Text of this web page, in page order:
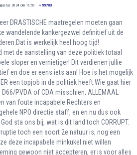
2024 om 16:50 + 55783
DRASTISCHE maatregelen moeten gaan
wandelende kankergezwel definitief uit de
is werkelijk heel hoog tijd!
met de aanstelling van deze politiek totaal
sloper en vernietiger! Dit verdienen jullie
en doe er eens iets aan! Hoe is het mogelijk
een topjob in de politiek heeft.Wie gaat hier
PVDA of CDA misschien, ALLEMAAL
van foute incapabele Rechters en
NPO directie staff, en en nu dus ook
sta ons bij, wat is dit land toch CORRUPT.
toch een soort 2e natuur is, nog een
deze incapabele minkukel niet willen
gewoon niet accepteren, er is voor alles